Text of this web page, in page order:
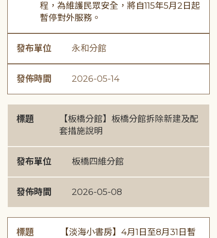
程，為維護民眾安全，將自115年5月2日起
暫停對外服務。
發布單位 永和分館
發佈時間 2026-05-14
標題
【板橋分館】板橋分館拆除新建及配
套措施說明
發布單位 板橋四維分館
發佈時間 2026-05-08
標題
【淡海小書房】4月1日至8月31日暫